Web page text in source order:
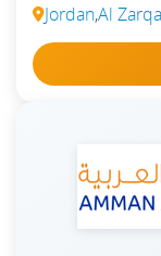
Jordan,Al Zarqa